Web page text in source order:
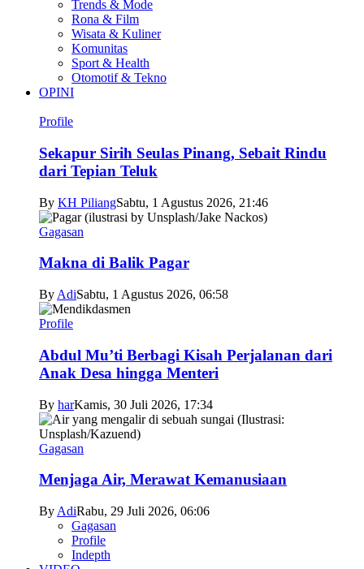
Trends & Mode
Rona & Film
Wisata & Kuliner
Komunitas
Sport & Health
Otomotif & Tekno
OPINI
Profile
Sekapur Sirih Seulas Pinang, Sebait Rindu
dari Tepian Teluk
By KH PiliangSabtu, 1 Agustus 2026, 21:46
Gagasan
Makna di Balik Pagar
By AdiSabtu, 1 Agustus 2026, 06:58
Profile
Abdul Mu’ti Berbagi Kisah Perjalanan dari
Anak Desa hingga Menteri
By harKamis, 30 Juli 2026, 17:34
Gagasan
Menjaga Air, Merawat Kemanusiaan
By AdiRabu, 29 Juli 2026, 06:06
Gagasan
Profile
Indepth